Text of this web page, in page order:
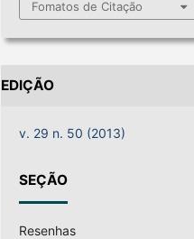
Fomatos de Citação
EDIÇÃO
v. 29 n. 50 (2013)
SEÇÃO
Resenhas